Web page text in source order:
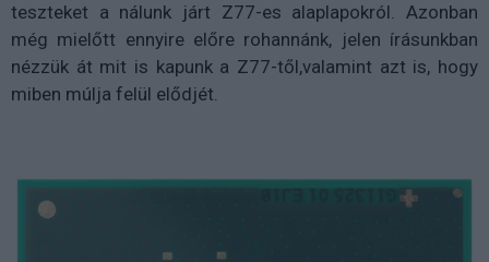
teszteket a nálunk járt Z77-es alaplapokról. Azonban
még mielőtt ennyire előre rohannánk, jelen írásunkban
nézzük át mit is kapunk a Z77-től,valamint azt is, hogy
miben múlja felül elődjét.